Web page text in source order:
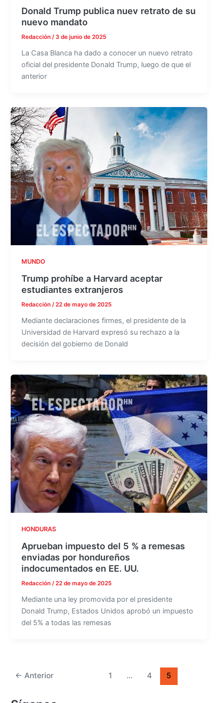
Donald Trump publica nuev retrato de su
nuevo mandato
Redacción/ 3 de junio de 2025
La Casa Blanca ha dado a conocer un nuevo retrato
oficial del presidente Donald Trump, luego de que el
anterior
MUNDO
Trump prohíbe a Harvard aceptar
estudiantes extranjeros
Redacción/22 de mayo de 2025
Mediante declaraciones firmes, el presidente de la
Universidad de Harvard expresó su rechazo a la
decisión del gobierno de Donald
HONDURAS
Aprueban impuesto del 5 % a remesas
enviadas por hondureños
indocumentados en EE. UU.
Redacción/22 de mayo de 2025
Mediante una ley promovida por el presidente
Donald Trump, Estados Unidos aprobó un impuesto
del 5% a todas las remesas
← Anterior 1 … 4 5